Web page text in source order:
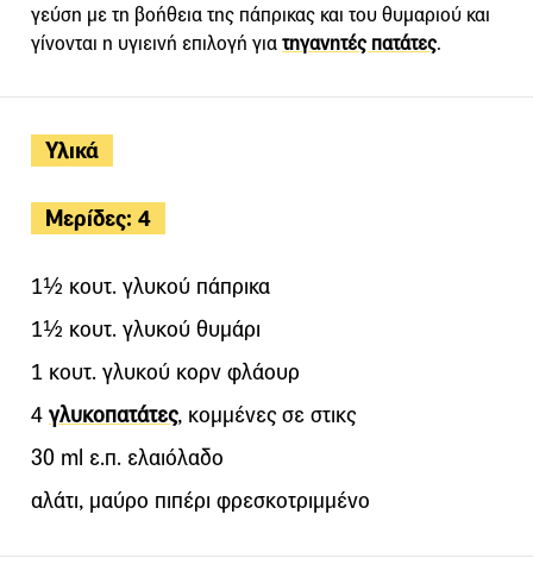
Υλικά
Μερίδες: 4
1½ κουτ. γλυκού πάπρικα
1½ κουτ. γλυκού θυμάρι
1 κουτ. γλυκού κορν φλάουρ
4 γλυκοπατάτες, κομμένες σε στικς
30 ml ε.π. ελαιόλαδο
αλάτι, μαύρο πιπέρι φρεσκοτριμμένο
γεύση με τη βοήθεια της πάπρικας και του θυμαριού και
γίνονται η υγιεινή επιλογή γιατηγανητές πατάτες.